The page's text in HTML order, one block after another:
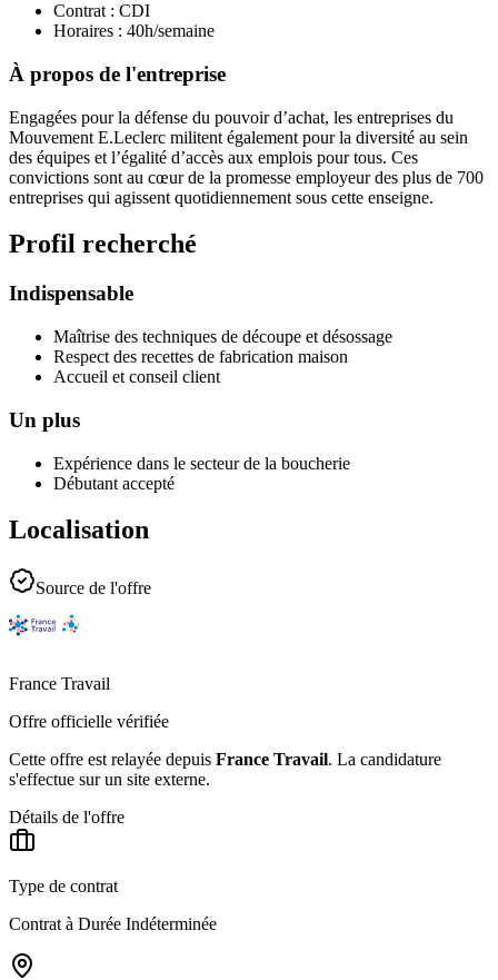
Contrat : CDI
Horaires : 40h/semaine
À propos de l'entreprise
Engagées pour la défense du pouvoir d’achat, les entreprises du
Mouvement E.Leclerc militent également pour la diversité au sein
des équipes et l’égalité d’accès aux emplois pour tous. Ces
convictions sont au cœur de la promesse employeur des plus de 700
entreprises qui agissent quotidiennement sous cette enseigne.
Profil recherché
Indispensable
Maîtrise des techniques de découpe et désossage
Respect des recettes de fabrication maison
Accueil et conseil client
Un plus
Expérience dans le secteur de la boucherie
Débutant accepté
Localisation
Source de l'offre
France Travail
Offre officielle vérifiée
Cette offre est relayée depuis France Travail. La candidature
s'effectue sur un site externe.
Détails de l'offre
Type de contrat
Contrat à Durée Indéterminée